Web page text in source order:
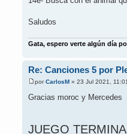
Saludos
Gata, espero verte algún día
Re: Canciones 5 por
porCarlosM » 23 Jul 2021, 11:01
Gracias moroc y Mercedes
JUEGO